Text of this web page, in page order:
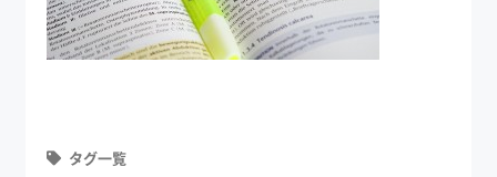
タグ一覧